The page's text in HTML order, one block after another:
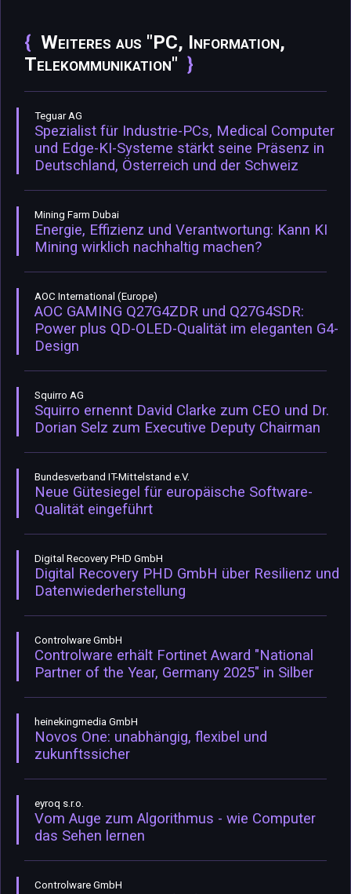
Weiteres aus "PC, Information,
Telekommunikation"
Teguar AG
Spezialist für Industrie-PCs, Medical Computer
und Edge-KI-Systeme stärkt seine Präsenz in
Deutschland, Österreich und der Schweiz
Mining Farm Dubai
Energie, Effizienz und Verantwortung: Kann KI
Mining wirklich nachhaltig machen?
AOC International (Europe)
AOC GAMING Q27G4ZDR und Q27G4SDR:
Power plus QD-OLED-Qualität im eleganten G4-
Design
Squirro AG
Squirro ernennt David Clarke zum CEO und Dr.
Dorian Selz zum Executive Deputy Chairman
Bundesverband IT-Mittelstand e.V.
Neue Gütesiegel für europäische Software-
Qualität eingeführt
Digital Recovery PHD GmbH
Digital Recovery PHD GmbH über Resilienz und
Datenwiederherstellung
Controlware GmbH
Controlware erhält Fortinet Award "National
Partner of the Year, Germany 2025" in Silber
heinekingmedia GmbH
Novos One: unabhängig, flexibel und
zukunftssicher
eyroq s.r.o.
Vom Auge zum Algorithmus - wie Computer
das Sehen lernen
Controlware GmbH